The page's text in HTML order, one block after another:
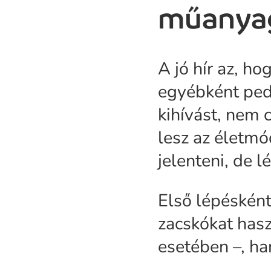
A jó hír az,
egyébként
kihívást, nem
lesz az
jelenteni, de
Első
zacskókat
esetében –,